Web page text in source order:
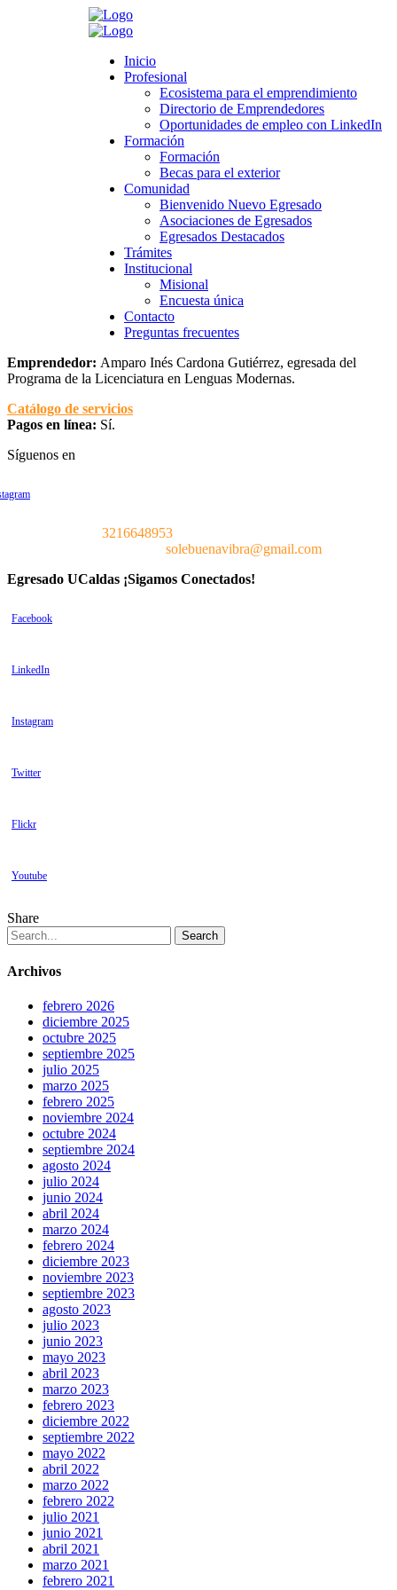
Inicio
Profesional
Ecosistema para el emprendimiento
Directorio de Emprendedores
Oportunidades de empleo con LinkedIn
Formación
Formación
Becas para el exterior
Comunidad
Bienvenido Nuevo Egresado
Asociaciones de Egresados
Egresados Destacados
Trámites
Institucional
Misional
Encuesta única
Contacto
Preguntas frecuentes
Ecosistema para el emprendimiento
Directorio de Emprendedores
Oportunidades de empleo con LinkedIn
Becas para el exterior
Bienvenido Nuevo Egresado
Asociaciones de Egresados
Egresados Destacados
Institucional
Encuesta única
Preguntas frecuentes
Accesorios y Belleza>Solé | Buena – Vibra
Solé | Buena – Vibra
junio 7, 2023
Accesorios y Belleza
Accesorios y Belleza
Empresa productora de tapabocas, turbantes, balacas,
Emprendedor: Amparo Inés Cardona Gutiérrez, egresada del
Programa de la Licenciatura en Lenguas Modernas.
Catálogo de servicios
Pagos en línea: Sí.
Síguenos en
3216648953
solebuenavibra@gmail.com
Egresado UCaldas ¡Sigamos Conectados!
Facebook
LinkedIn
Instagram
Twitter
Flickr
Youtube
Share
Search
Archivos
febrero 2026
diciembre 2025
octubre 2025
septiembre 2025
julio 2025
marzo 2025
febrero 2025
noviembre 2024
octubre 2024
septiembre 2024
agosto 2024
julio 2024
junio 2024
abril 2024
marzo 2024
febrero 2024
diciembre 2023
noviembre 2023
septiembre 2023
agosto 2023
julio 2023
junio 2023
mayo 2023
abril 2023
marzo 2023
febrero 2023
diciembre 2022
septiembre 2022
mayo 2022
abril 2022
marzo 2022
febrero 2022
julio 2021
junio 2021
abril 2021
marzo 2021
febrero 2021